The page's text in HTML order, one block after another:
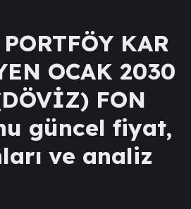
KAR
OCAK 2030
FON
güncel fiyat,
ve analiz